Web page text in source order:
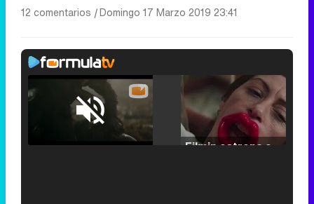
12 comentarios |Domingo 17 Marzo 2019 23:41
Unmute /